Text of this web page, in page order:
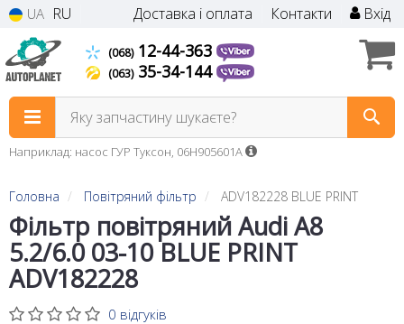
UA RU Доставка і оплата Контакти Вхід
(068)12-44-363
(063)35-34-144
Яку запчастину шукаєте?
Наприклад: насос ГУР Туксон, 06H905601A
Головна Повітряний фільтр ADV182228 BLUE PRINT
Фільтр повітряний Audi A8
5.2/6.0 03-10 BLUE PRINT
ADV182228
0 відгуків